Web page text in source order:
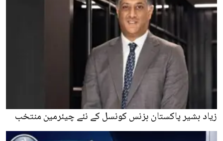
زیاد بشیر پاکستان بزنس کونسل کے نئے چیئرمین منتخب